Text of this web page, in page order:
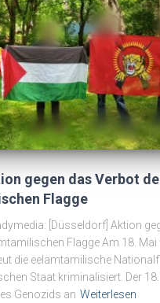
gegen das Verbot
Flagge
[Düsseldorf] Aktion
Flagge Am 18. Mai
die eelamtamilische
Staat kriminalisiert. Der
Genozids an Weiterlesen